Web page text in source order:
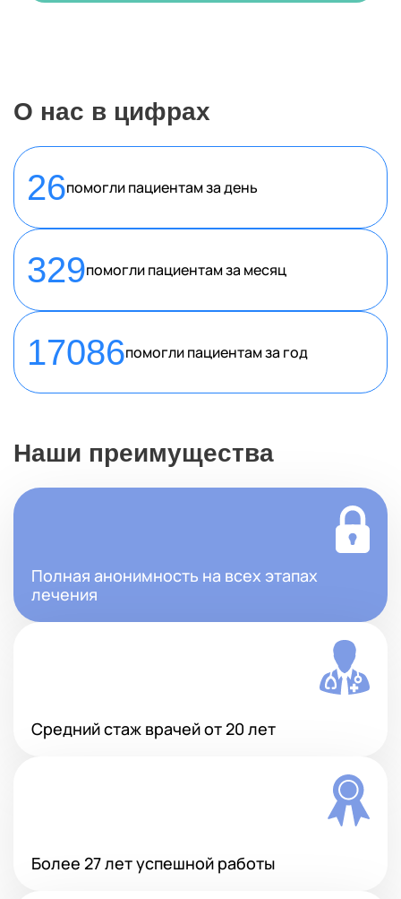
О нас в цифрах
26помогли пациентам за день
329помогли пациентам за месяц
17086помогли пациентам за год
Наши преимущества
Полная анонимность на всех этапах
лечения
Средний стаж врачей от 20 лет
Более 27 лет успешной работы